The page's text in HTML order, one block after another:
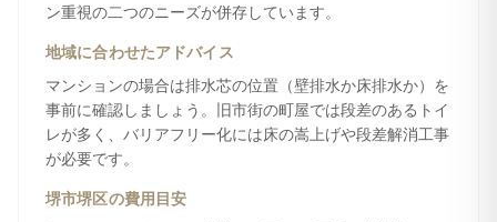
ン重視の二つのニーズが併存しています。
地域に合わせたアドバイス
マンションの場合は排水芯の位置（壁排水か床排水か）を
事前に確認しましょう。旧市街の町屋では段差のあるトイ
レが多く、バリアフリー化には床の嵩上げや段差解消工事
が必要です。
堺市堺区の費用目安